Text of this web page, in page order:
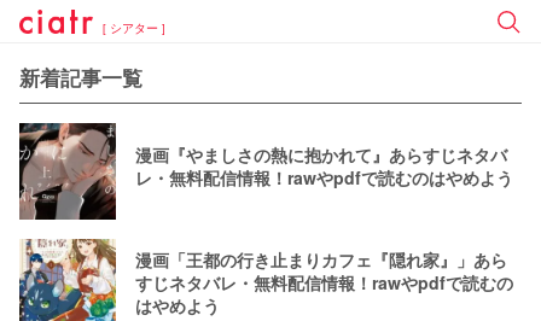
[ シアター ]
新着記事一覧
漫画『やましさの熱に抱かれて』あらすじネタバ
レ・無料配信情報！rawやpdfで読むのはやめよう
漫画「王都の行き止まりカフェ『隠れ家』」あら
すじネタバレ・無料配信情報！rawやpdfで読むの
はやめよう